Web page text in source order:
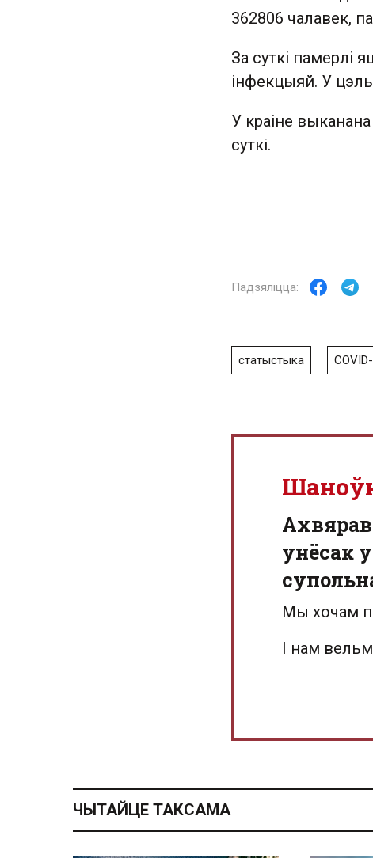
362806 чалавек,
За суткі памерлі
інфекцыяй. У
У краіне
суткі.
статыстыка
унёсак
Мы хочам
І нам
ЧЫТАЙЦЕ ТАКСАМА